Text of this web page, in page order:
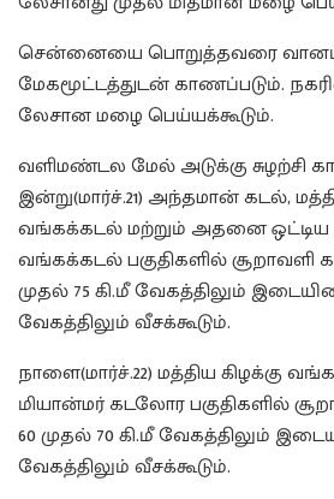
சென்னையை பொறுத்தவரை
மேகமூட்டத்துடன் காணப்படும்.
லேசான மழை பெய்யக்கூடும்.
வளிமண்டல மேல் அடுக்கு சுழற்சி
இன்று(மார்ச்.21) அந்தமான் கடல்,
வங்கக்கடல் மற்றும் அதனை ஒட்டிய
வங்கக்கடல் பகுதிகளில் சூறாவளி
முதல் 75 கி.மீ வேகத்திலும்
வேகத்திலும் வீசக்கூடும்.
நாளை(மார்ச்.22) மத்திய கிழக்கு
மியான்மர் கடலோர பகுதிகளில்
60 முதல் 70 கி.மீ வேகத்திலும்
வேகத்திலும் வீசக்கூடும்.